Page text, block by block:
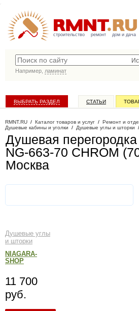
строительство ремонт дом и дача
Например, ламинат
ВЫБРАТЬ РАЗДЕЛ СТАТЬИ
RMNT.RU / Каталог товаров и услуг / Ремонт и
Душевые кабины и уголки / Душевые углы и шторки
Душевая
NG-663-70 CHROM
Москва
Душевые углы
и шторки
NIAGARA-
SHOP
11 700
руб.